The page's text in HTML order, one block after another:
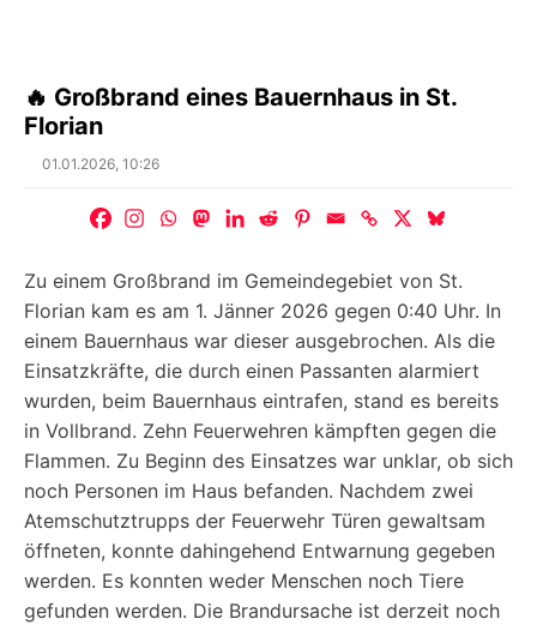
🔥 Großbrand eines Bauernhaus in St.
Florian
Posted
01.01.2026, 10:26
Zu einem Großbrand im Gemeindegebiet von St.
Florian kam es am 1. Jänner 2026 gegen 0:40 Uhr. In
einem Bauernhaus war dieser ausgebrochen. Als die
Einsatzkräfte, die durch einen Passanten alarmiert
wurden, beim Bauernhaus eintrafen, stand es bereits
in Vollbrand. Zehn Feuerwehren kämpften gegen die
Flammen. Zu Beginn des Einsatzes war unklar, ob sich
noch Personen im Haus befanden. Nachdem zwei
Atemschutztrupps der Feuerwehr Türen gewaltsam
öffneten, konnte dahingehend Entwarnung gegeben
werden. Es konnten weder Menschen noch Tiere
gefunden werden. Die Brandursache ist derzeit noch